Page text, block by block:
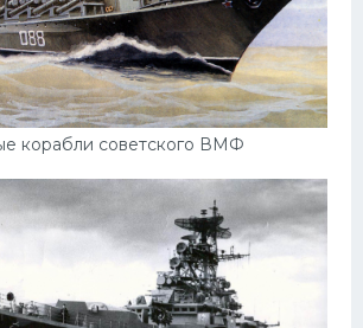
корабли советского ВМФ